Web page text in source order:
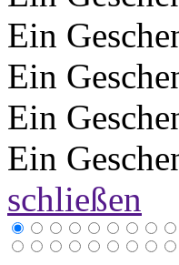
Ein
Ein
Ein
Ein
schließen